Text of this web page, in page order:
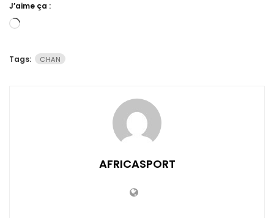
J’aime ça :
Chargement…
Tags: CHAN
AFRICASPORT